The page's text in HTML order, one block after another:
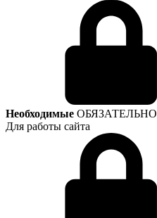
Необходимые ОБЯЗАТЕЛЬНО
Для работы сайта